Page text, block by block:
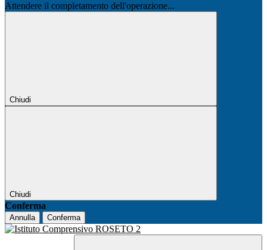
Attendere il completamento dell'operazione...
Chiudi
Chiudi
Conferma
Annulla Conferma